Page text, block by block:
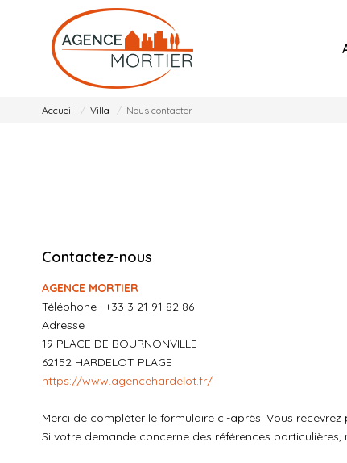
Accueil Villa Nous contacter
Contactez-nous
AGENCE MORTIER
Téléphone : +33 3 21 91 82 86
Adresse :
19 PLACE DE BOURNONVILLE
62152 HARDELOT PLAGE
https://www.agencehardelot.fr/
Merci de compléter le formulaire ci-après. Vous
Si votre demande concerne des références particulières,